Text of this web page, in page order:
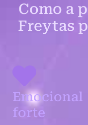
Como a
Freytas
Emocional
forte